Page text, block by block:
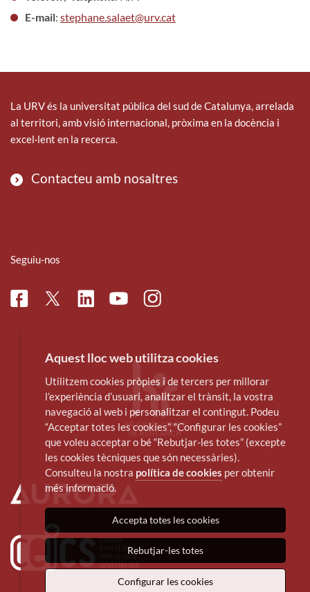
E-mail: stephane.salaet@urv.cat
La URV és la universitat pública del sud de Catalunya, arrelada
al territori, amb visió internacional, pròxima en la docència i
excel·lent en la recerca.
Contacteu amb nosaltres
Seguiu-nos
FacebookTwitterLinkedinYoutubeInstagram
Aquest lloc web utilitza cookies
Utilitzem cookies pròpies i de tercers per millorar
l’experiència d’usuari, analitzar el trànsit, la vostra
navegació al web i personalitzar el contingut. Podeu
“Acceptar totes les cookies”, “Configurar les cookies”
que voleu acceptar o bé “Rebutjar-les totes” (excepte
les cookies tècniques que són necessàries).
Consulteu la nostra política de cookies per obtenir
més informació.
Accepta totes les cookies
Rebutjar-les totes
Configurar les cookies